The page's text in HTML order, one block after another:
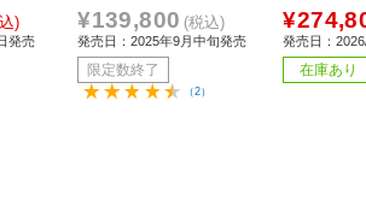
i5 /
：51
ー
)
発売
ル ［16.0型 /Windows11
Home /intel Core i7 /メモ
リ：16GB /SSD：512GB
/日本語版キーボード /20
¥139,800 (税込)
発売日：2025年9月中旬発売
限定数終了
（2）
セイグレ
［15.6型 /
me /intel
リ：32GB
発売日：
在庫あり